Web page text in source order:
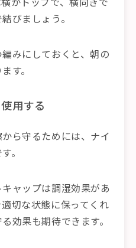
びましょう。
みにしておくと、朝の
す。
用する
ら守るためには、ナイ
。
ャップは調湿効果があ
切な状態に保ってくれ
効果も期待できます。